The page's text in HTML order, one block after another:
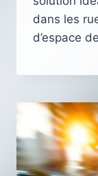
dans les
d’espace